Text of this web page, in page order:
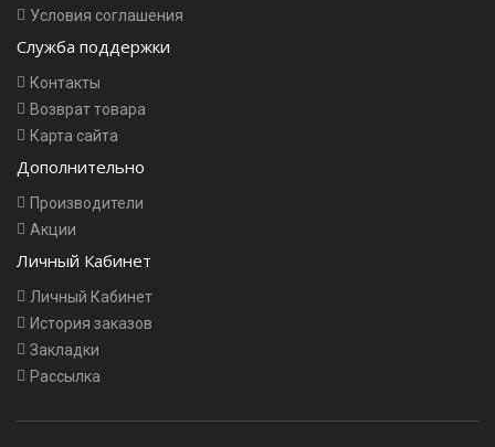
Условия соглашения
Служба поддержки
Контакты
Возврат товара
Карта сайта
Дополнительно
Производители
Акции
Личный Кабинет
Личный Кабинет
История заказов
Закладки
Рассылка